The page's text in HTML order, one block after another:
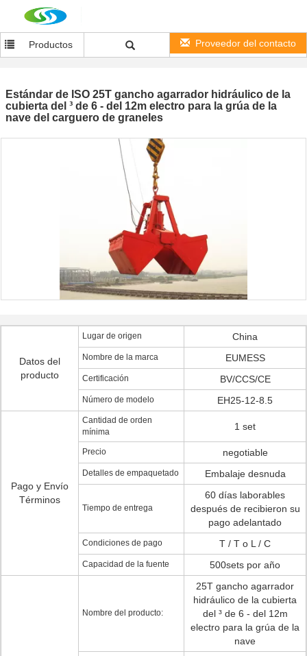
Productos Proveedor del contacto
Estándar de ISO 25T gancho agarrador hidráulico de la
cubierta del ³ de 6 - del 12m electro para la grúa de la
nave del carguero de graneles
Datos del
producto
Lugar de origen China
Nombre de la marca EUMESS
Certificación BV/CCS/CE
Número de modelo EH25-12-8.5
Pago y Envío
Términos
Cantidad de orden
mínima
1 set
Precio negotiable
Detalles de empaquetado Embalaje desnuda
Tiempo de entrega
60 días laborables
después de recibieron su
pago adelantado
Condiciones de pago T / T o L / C
Capacidad de la fuente 500sets por año
Nombre del producto:
25T gancho agarrador
hidráulico de la cubierta
del ³ de 6 - del 12m
electro para la grúa de la
nave